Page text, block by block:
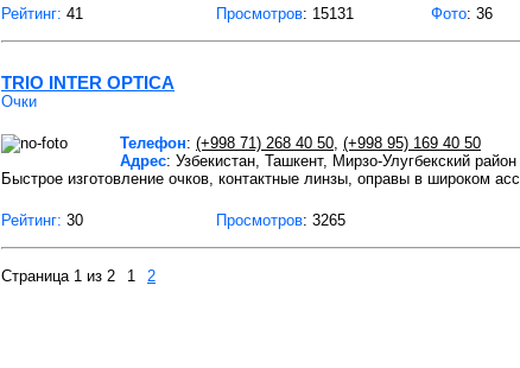
Рейтинг: 41 Просмотров: 15131 Фото: 36
TRIO INTER OPTICA
Очки
Телефон: (+998 71) 268 40 50, (+998 95) 169 40 50
Адрес: Узбекистан, Ташкент, Мирзо-Улугбекский
Быстрое изготовление очков, контактные линзы, оправы в широком
Рейтинг: 30 Просмотров: 3265
Страница 1 из 2 1 2